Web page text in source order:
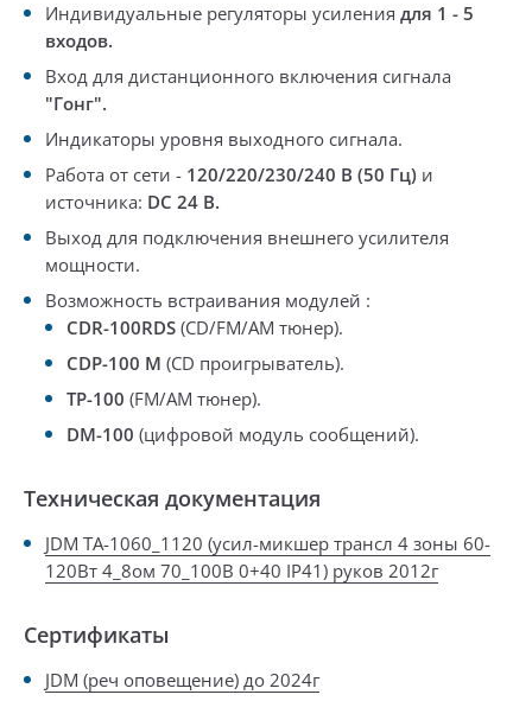
Индивидуальные регуляторы усиления для 1 - 5
входов.
Вход для дистанционного включения сигнала
"Гонг".
Индикаторы уровня выходного сигнала.
Работа от сети - 120/220/230/240 В (50 Гц) и
источника: DC 24 В.
Выход для подключения внешнего усилителя
мощности.
Возможность встраивания модулей :
CDR-100RDS (CD/FM/AM тюнер).
CDP-100 М (CD проигрыватель).
TP-100 (FM/AM тюнер).
DM-100 (цифровой модуль сообщений).
Техническая документация
JDM TA-1060_1120 (усил-микшер трансл 4 зоны 60-
120Вт 4_8ом 70_100В 0+40 IP41) руков 2012г
Сертификаты
JDM (реч оповещение) до 2024г